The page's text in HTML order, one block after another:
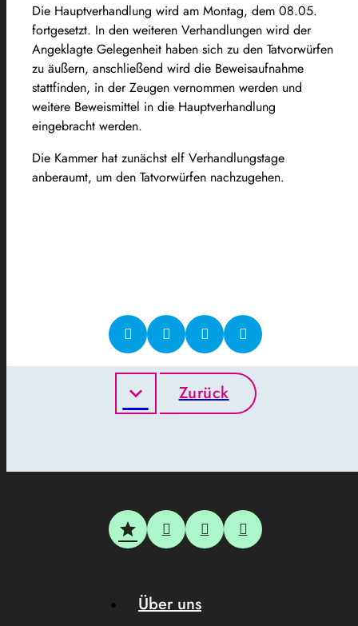
Die Hauptverhandlung wird am Montag, dem 08.05.
fortgesetzt. In den weiteren Verhandlungen wird der
Angeklagte Gelegenheit haben sich zu den Tatvorwürfen
zu äußern, anschließend wird die Beweisaufnahme
stattfinden, in der Zeugen vernommen werden und
weitere Beweismittel in die Hauptverhandlung
eingebracht werden.
Die Kammer hat zunächst elf Verhandlungstage
anberaumt, um den Tatvorwürfen nachzugehen.
Zurück
Über uns